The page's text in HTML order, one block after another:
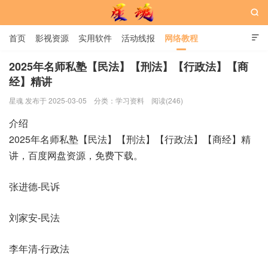
星魂网

首页 影视资源 实用软件 活动线报 网络教程
用户中心 书籍 娱乐

2025年名师私塾【民法】【刑法】【行政法】【商
经】精讲
星魂 发布于 2025-03-05 分类： 学习资料 阅读(246)
介绍
2025年名师私塾【民法】【刑法】【行政法】【商经】精
讲，百度网盘资源，免费下载。
张进德-民诉
刘家安-民法
李年清-行政法